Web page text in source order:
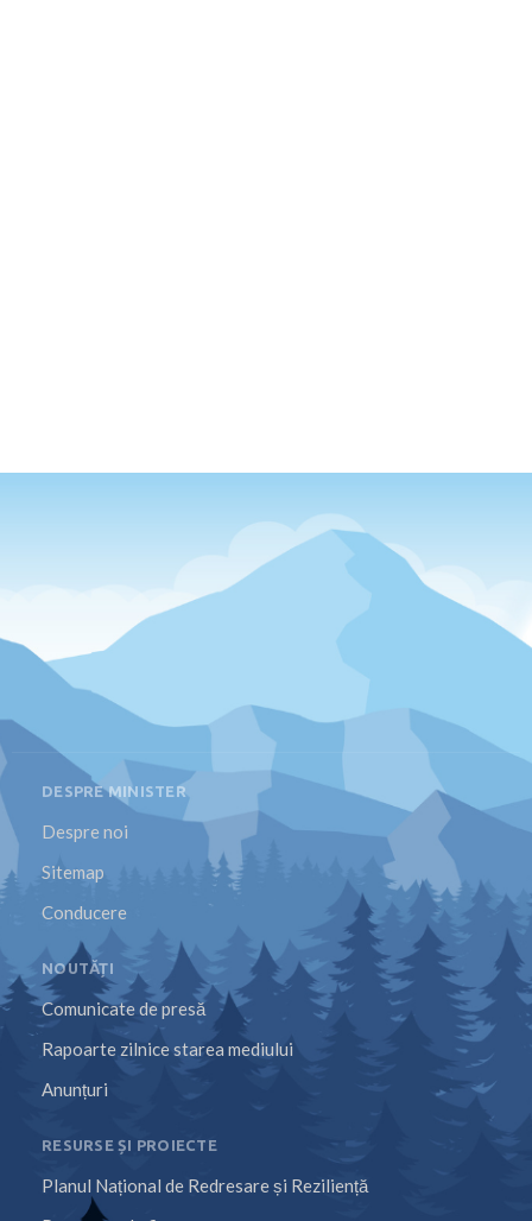
DESPRE MINISTER
Despre noi
Sitemap
Conducere
NOUTĂȚI
Comunicate de presă
Rapoarte zilnice starea mediului
Anunțuri
RESURSE ȘI PROIECTE
Planul Național de Redresare și Reziliență